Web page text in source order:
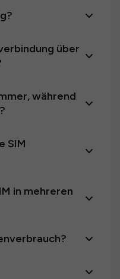
über
während
SIM
in mehreren